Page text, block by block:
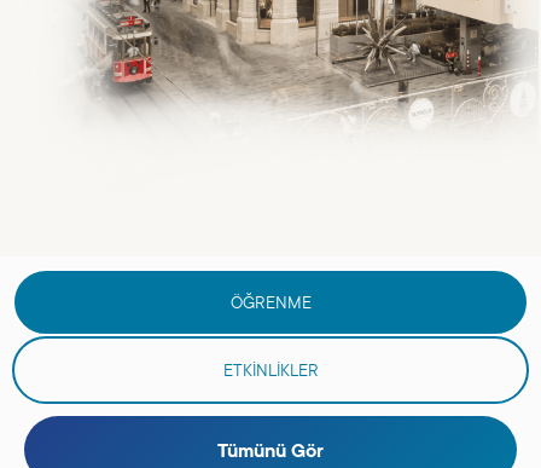
ÖĞRENME
ETKİNLİKLER
Tümünü Gör